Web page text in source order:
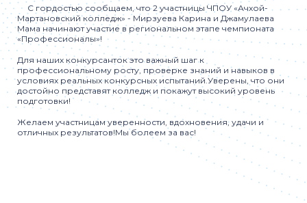
С гордостью сообщаем, что 2 участницы ЧПОУ «Ачхой-
Мартановский колледж» - Мирзуева Карина и Джамулаева
Мама начинают участие в региональном этапе чемпионата
«Профессионалы»!
Для наших конкурсанток это важный шаг к
профессиональному росту, проверке знаний и навыков в
условиях реальных конкурсных испытаний.Уверены, что они
достойно представят колледж и покажут высокий уровень
подготовки!
Желаем участницам уверенности, вдохновения, удачи и
отличных результатов!Мы болеем за вас!